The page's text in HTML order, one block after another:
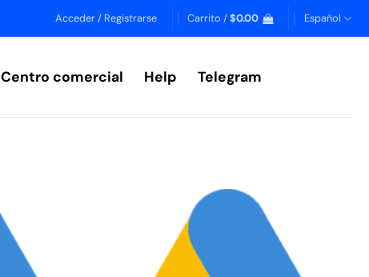
Acceder / Registrarse Carrito /$0.00 Español
Centro comercial Help Telegram